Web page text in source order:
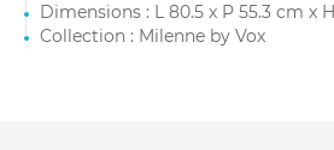
Dimensions : L 80.5 x P 55.3 cm x
Collection : Milenne by Vox